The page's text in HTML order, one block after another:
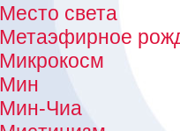
Место света
Метаэфирное
Микрокосм
Мин
Мин-Чиа